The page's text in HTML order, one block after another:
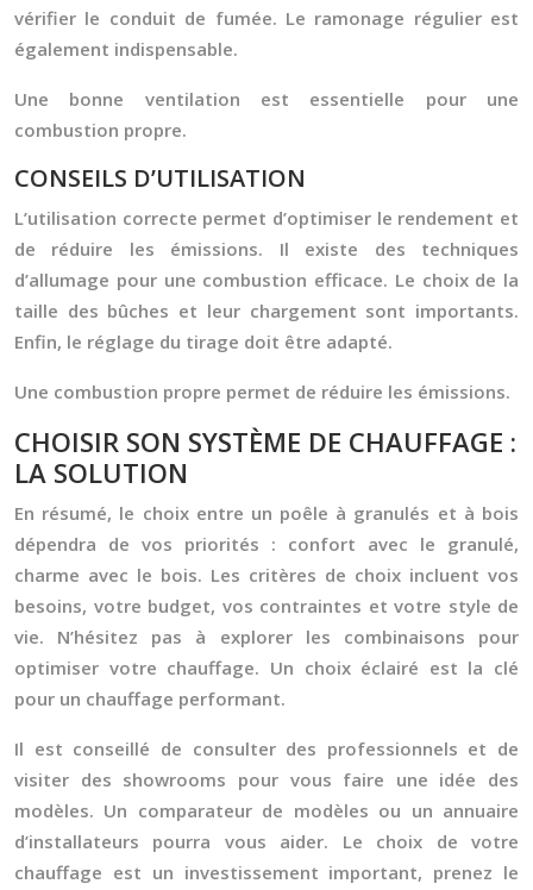
vérifier le conduit de fumée. Le ramonage régulier est
également indispensable.
Une bonne ventilation est essentielle pour une
combustion propre.
CONSEILS D’UTILISATION
L’utilisation correcte permet d’optimiser le rendement et
de réduire les émissions. Il existe des techniques
d’allumage pour une combustion efficace. Le choix de la
taille des bûches et leur chargement sont importants.
Enfin, le réglage du tirage doit être adapté.
Une combustion propre permet de réduire les émissions.
CHOISIR SON SYSTÈME DE CHAUFFAGE :
LA SOLUTION
En résumé, le choix entre un poêle à granulés et à bois
dépendra de vos priorités : confort avec le granulé,
charme avec le bois. Les critères de choix incluent vos
besoins, votre budget, vos contraintes et votre style de
vie. N’hésitez pas à explorer les combinaisons pour
optimiser votre chauffage. Un choix éclairé est la clé
pour un chauffage performant.
Il est conseillé de consulter des professionnels et de
visiter des showrooms pour vous faire une idée des
modèles. Un comparateur de modèles ou un annuaire
d’installateurs pourra vous aider. Le choix de votre
chauffage est un investissement important, prenez le